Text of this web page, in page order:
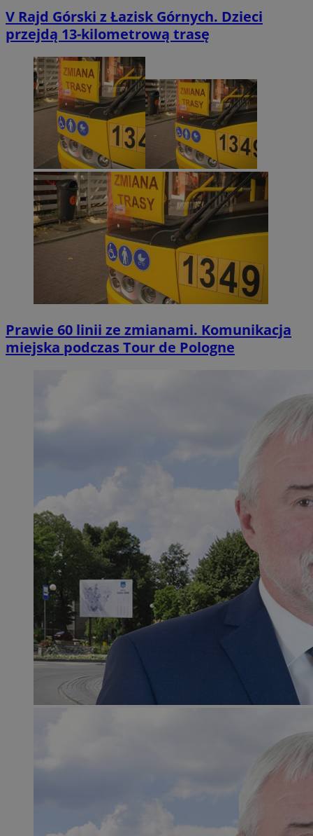
V Rajd Górski z Łazisk Górnych. Dzieci
przejdą 13-kilometrową trasę
Prawie 60 linii ze zmianami. Komunikacja
miejska podczas Tour de Pologne